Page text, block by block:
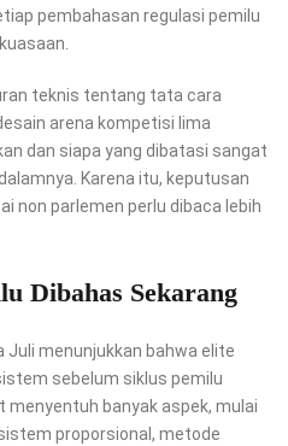
pembahasan regulasi pemilu
teknis tentang tata cara
arena kompetisi lima
dan siapa yang dibatasi sangat
Karena itu, keputusan
non parlemen perlu dibaca lebih
Dibahas Sekarang
Juli menunjukkan bahwa elite
sebelum siklus pemilu
menyentuh banyak aspek, mulai
proporsional, metode